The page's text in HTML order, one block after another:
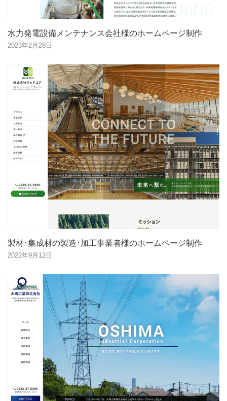
水力発電設備メンテナンス会社様のホームページ制作
2023年2月28日
製材･集成材の製造･加工事業者様のホームページ制作
2022年9月12日